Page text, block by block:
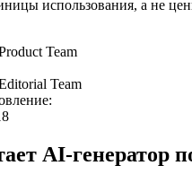
использования, а не
Team
Team
:
AI-генератор